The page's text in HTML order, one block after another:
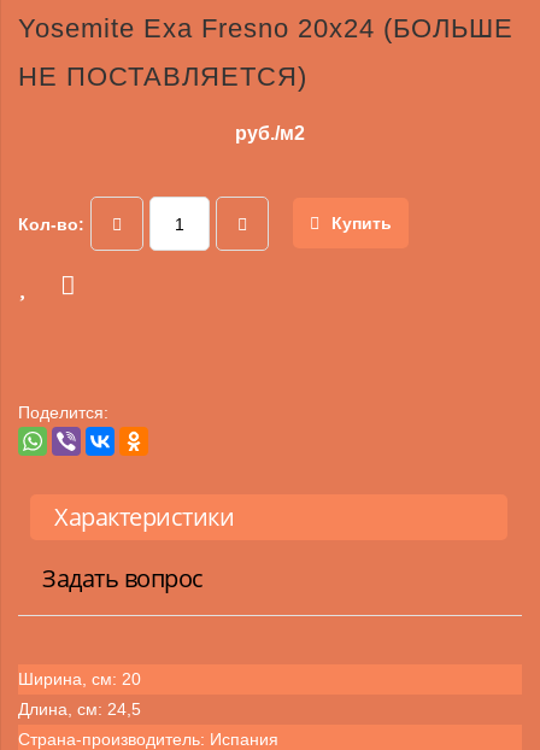
Yosemite Exa Fresno 20x24 (БОЛЬШЕ
НЕ ПОСТАВЛЯЕТСЯ)
руб./м2
Кол-во: Купить
Поделится:
Характеристики
Задать вопрос
Ширина, см: 20
Длина, см: 24,5
Страна-производитель: Испания